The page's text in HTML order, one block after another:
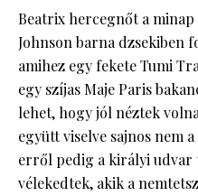
Beatrix hercegnőt a
Johnson barna dzsekiben
amihez egy fekete Tumi
egy szíjas Maje Paris
lehet, hogy jól néztek
együtt viselve sajnos nem
erről pedig a királyi udvar
vélekedtek, akik a